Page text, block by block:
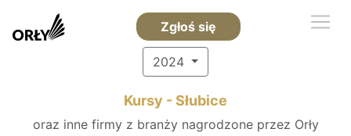
Zgłoś się
2024
Kursy - Słubice
oraz inne firmy z branży nagrodzone przez Orły